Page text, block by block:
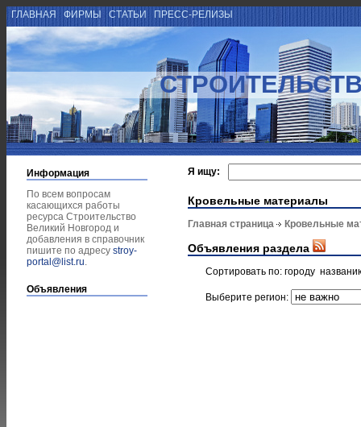
ГЛАВНАЯ ФИРМЫ СТАТЬИ ПРЕСС-РЕЛИЗЫ
Информация
По всем вопросам
касающихся работы
ресурса Строительство
Великий Новгород и
добавления в справочник
пишите по адресу stroy-
portal@list.ru.
Объявления
Я ищу:
Кровельные материалы
Главная страница Кровельные
Объявления раздела
Сортировать по: городу
Выберите регион: